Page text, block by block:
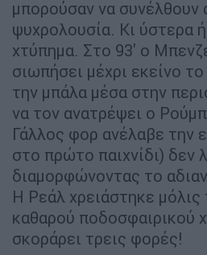
μπορούσαν να συνέλθουν
ψυχρολουσία. Κι ύστερα
χτύπημα. Στο 93' ο
σιωπήσει μέχρι εκείνο
την μπάλα μέσα στην
να τον ανατρέψει ο
Γάλλος φορ ανέλαβε την
στο πρώτο παιχνίδι) δεν
διαμορφώνοντας το
Η Ρεάλ χρειάστηκε
καθαρού ποδοσφαιρικού
σκοράρει τρεις φορές!